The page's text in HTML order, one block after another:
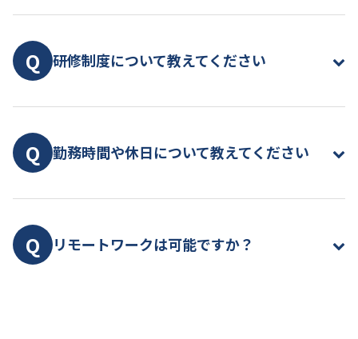
ミング未経験でも安心してご応募ください。
A
クラウド環境構築、Mendixを使ったローコード開
を通じて様々な分野にチャレンジする機会もあり
ます。
Q 研修制度について教えてください
A
社時研修の後、適性を考慮した上で、SESまたは
Q 勤務時間や休日について教えてください
A
ックスタイム制（コアタイム10:30〜15:00）を採
Q リモートワークは可能ですか？